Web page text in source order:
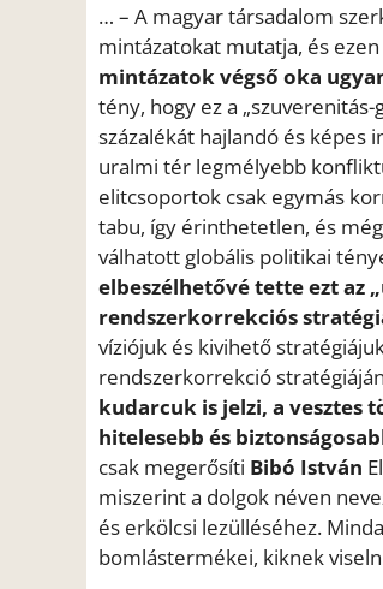
… – A magyar társadalom
mintázatokat mutatja, és
mintázatok végső oka
tény, hogy ez a
százalékát hajlandó és képes
uralmi tér legmélyebb
elitcsoportok csak egymás
tabu, így érinthetetlen, és
válhatott globális politikai
elbeszélhetővé tette ezt az
rendszerkorrekciós
víziójuk és kivihető
rendszerkorrekció
kudarcuk is jelzi, a vesztes
hitelesebb és
csak megerősíti Bibó István
miszerint a dolgok néven
és erkölcsi lezülléséhez.
bomlástermékei, kiknek